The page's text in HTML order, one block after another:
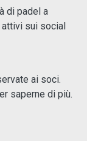
di padel a
attivi sui social
ai soci.
saperne di più.